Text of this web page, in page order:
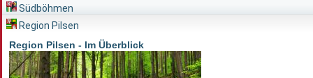
Südböhmen
Region Pilsen
Region Pilsen - Im Überblick